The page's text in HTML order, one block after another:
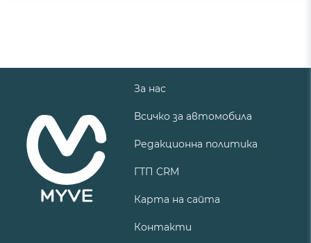
За нас
Всичко за автомобила
Редакционна политика
ГТП CRM
Карта на сайта
Контакти